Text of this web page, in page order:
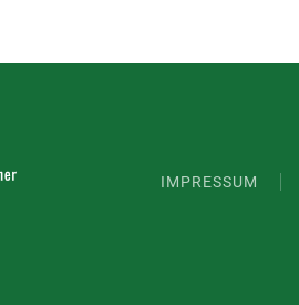
IMPRESSUM